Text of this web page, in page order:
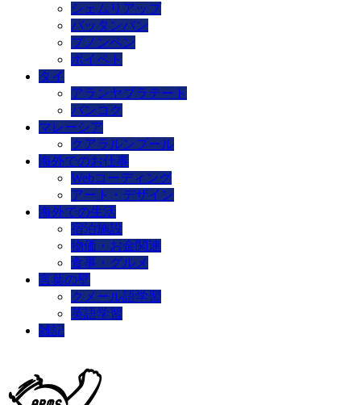
シェムリアップ
バッタンバン
プノンペン
ポイペト
タイ
アランヤプラテート
バンコク
マレーシア
クアラルンプール
海外でのお仕事
Webコーディング
アート・デザイン
海外での生活
宿泊施設
物価・お金関連
食事・グルメ
言葉の壁
クメール語学習
英語学習
雑記